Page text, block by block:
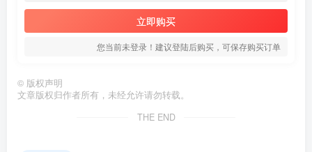
立即购买
您当前未登录！建议登陆后购买，可保存购买订单
© 版权声明
文章版权归作者所有，未经允许请勿转载。
THE END